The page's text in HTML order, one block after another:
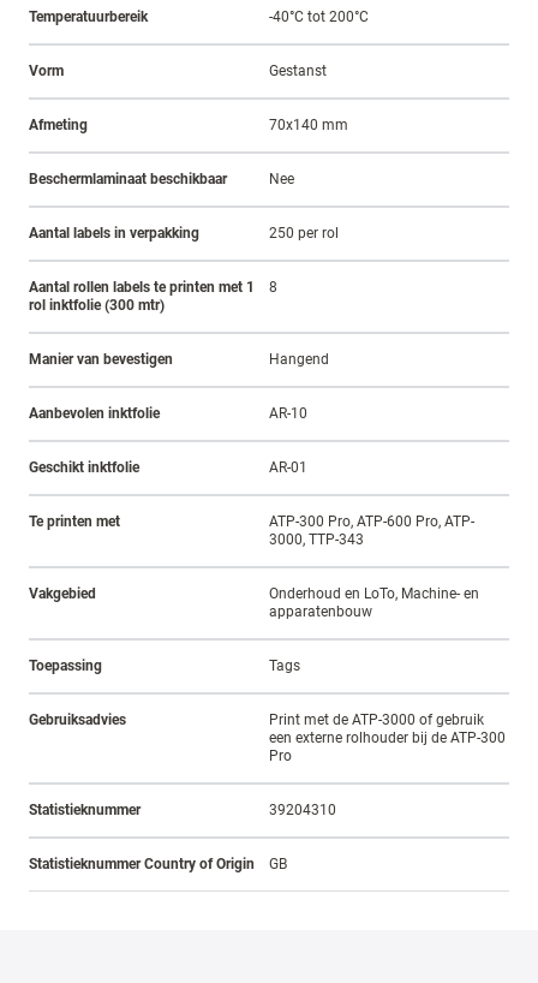
Temperatuurbereik -40°C tot 200°C
Vorm Gestanst
Afmeting 70x140 mm
Beschermlaminaat beschikbaar Nee
Aantal labels in verpakking 250 per rol
Aantal rollen labels te printen met 1
rol inktfolie (300 mtr)
8
Manier van bevestigen Hangend
Aanbevolen inktfolie AR-10
Geschikt inktfolie AR-01
Te printen met
ATP-300 Pro, ATP-600 Pro, ATP-
3000, TTP-343
Vakgebied
Onderhoud en LoTo, Machine- en
apparatenbouw
Toepassing Tags
Gebruiksadvies
Print met de ATP-3000 of gebruik
een externe rolhouder bij de ATP-300
Pro
Statistieknummer 39204310
Statistieknummer Country of Origin GB